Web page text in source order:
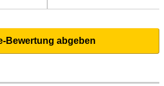
Bewertung abgeben